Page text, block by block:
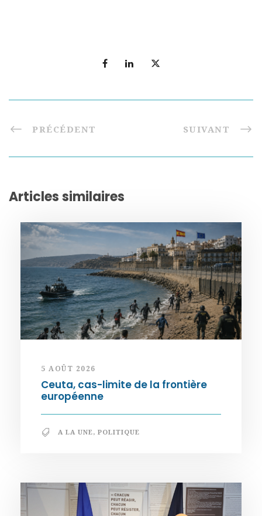
PRÉCÉDENT SUIVANT
Articles similaires
5 AOÛT 2026
Ceuta, cas-limite de la frontière
européenne
A LA UNE, POLITIQUE